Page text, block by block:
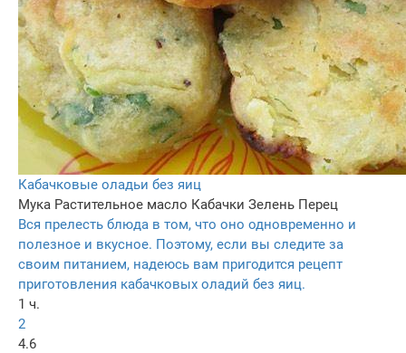
Кабачковые оладьи без яиц
Мука Растительное масло Кабачки Зелень Перец
Вся прелесть блюда в том, что оно одновременно и
полезное и вкусное. Поэтому, если вы следите за
своим питанием, надеюсь вам пригодится рецепт
приготовления кабачковых оладий без яиц.
1 ч.
2
4.6